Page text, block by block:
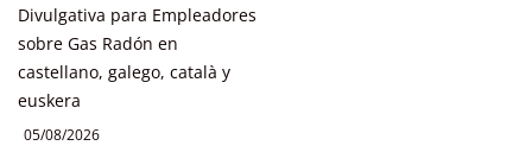
Divulgativa para Empleadores
sobre Gas Radón en
castellano, galego, català y
euskera
05/08/2026